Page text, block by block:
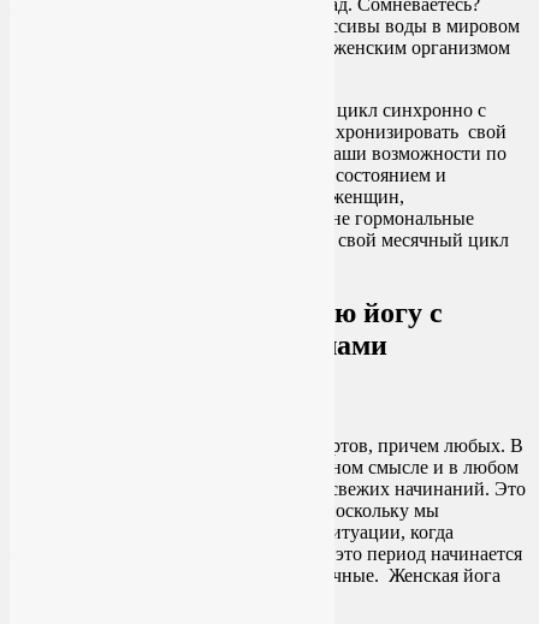
женским циклом, как и тысячи лет назад. Сомневаетесь?
Подумайте о том, какие гигантские массивы воды в мировом
океане следуют за Луной. А с нежным женским организмом
В этой статье я рассматриваю женский цикл синхронно с
лунными фазами. Если вам удастся синхронизировать свой
личный месячный цикл с лунным, то ваши возможности по
управлению собственным физическим состоянием и
настроением еще более возрастут. Для женщин,
принимающих по той или иной причине гормональные
препараты, не составит труда сдвинуть свой месячный цикл
Синхронизируем женскую йогу с
лунным и женским циклами
Новолуние — это время для новых стартов, причем любых. В
профессиональном, физическом, духовном смысле и в любом
другом, в котором у Вас есть идеи для свежих начинаний. Это
первые дни нового лунного цикла. А поскольку мы
договорились исходить из идеальной ситуации, когда
женский цикл совпадает с лунным, то это период начинается
сразу после того, как закончились месячные. Женская йога